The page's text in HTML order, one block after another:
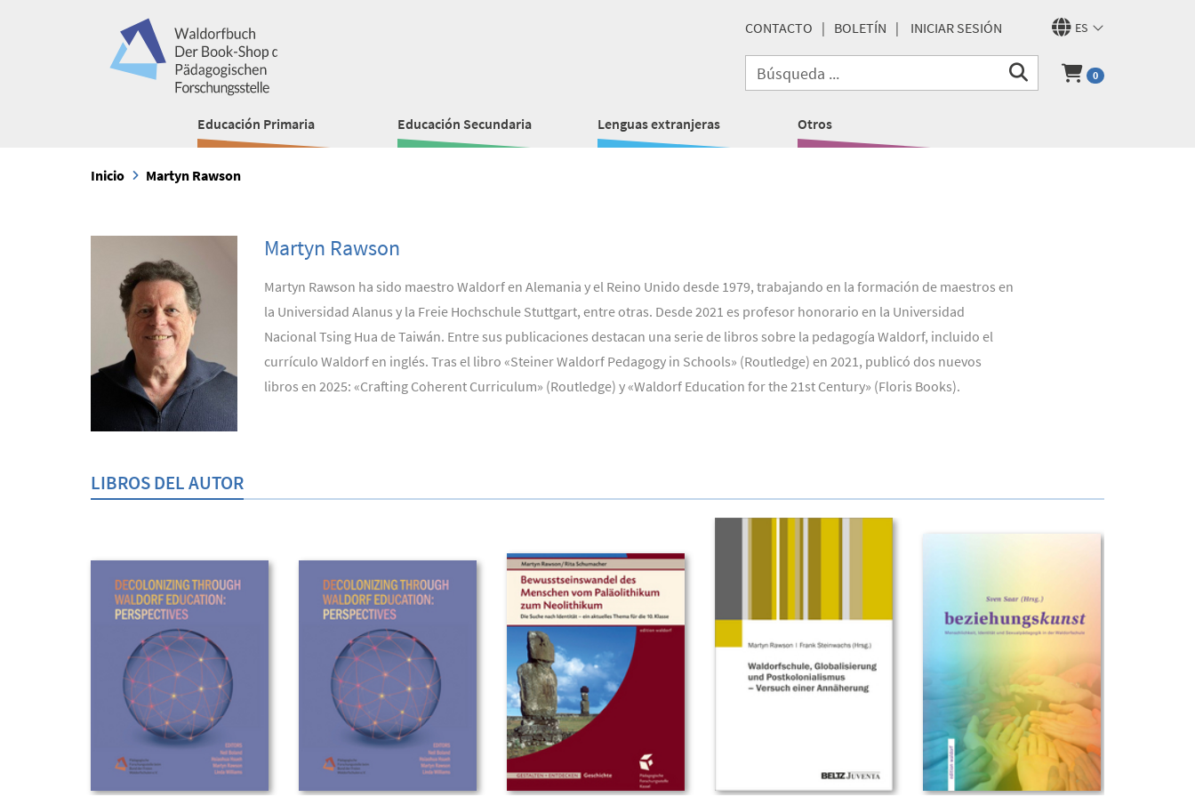
ES
CONTACTO BOLETÍN INICIAR SESIÓN
0
Educación Primaria Educación Secundaria Lenguas extranjeras Otros
Inicio Martyn Rawson
Martyn Rawson
Martyn Rawson ha sido maestro Waldorf en Alemania y el Reino Unido desde 1979, trabajando en la formación de maestros en
la Universidad Alanus y la Freie Hochschule Stuttgart, entre otras. Desde 2021 es profesor honorario en la Universidad
Nacional Tsing Hua de Taiwán. Entre sus publicaciones destacan una serie de libros sobre la pedagogía Waldorf, incluido el
currículo Waldorf en inglés. Tras el libro «Steiner Waldorf Pedagogy in Schools» (Routledge) en 2021, publicó dos nuevos
libros en 2025: «Crafting Coherent Curriculum» (Routledge) y «Waldorf Education for the 21st Century» (Floris Books).
LIBROS DEL AUTOR